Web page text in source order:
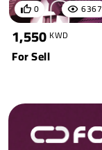
6367
0
1,550 KWD
For Sell